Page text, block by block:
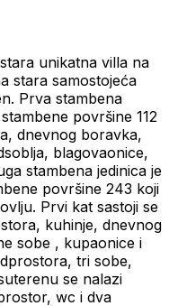
unikatna villa na
stara samostojeća
Prva stambena
površine 112
dnevnog boravka,
blagovaonice,
stambena jedinica je
površine 243 koji
Prvi kat sastoji se
kuhinje, dnevnog
sobe , kupaonice i
tri sobe,
se nalazi
wc i dva